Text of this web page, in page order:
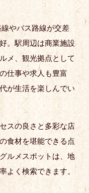
やバス路線が交差
。駅周辺は商業施設
メ、観光拠点として
仕事や求人も豊富
が生活を楽しんでい
スの良さと多彩な店
食材を堪能できる点
ルメスポットは、地
よく検索できます。